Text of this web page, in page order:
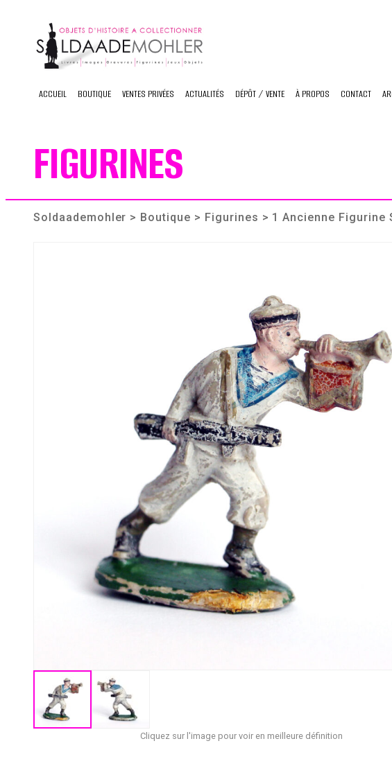
content
ACCUEIL BOUTIQUE VENTES PRIVÉES ACTUALITÉS DÉPÔT / VENTE À PROPOS CONTACT
FIGURINES
Soldaademohler > Boutique > Figurines > 1 Ancienne Figurine
Cliquez sur l'image pour voir en meilleure définition